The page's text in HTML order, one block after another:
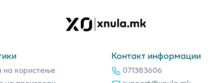
на користење
Контакт информации
071383606